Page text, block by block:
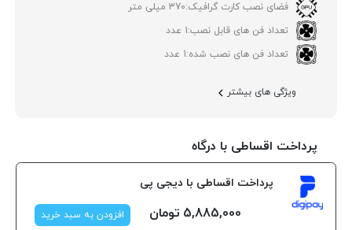
فضای نصب کارت گرافیک:370 میلی متر
تعداد فن های قابل نصب:1 عدد
تعداد فن های نصب شده:1 عدد
ویژگی های بیشتر
پرداخت اقساطی با درگاه
پرداخت اقساطی با دیجی پی
5,885,000 تومان افزودن به سبد خرید